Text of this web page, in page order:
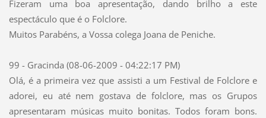
Fizeram uma boa apresentação, dando brilho a este
espectáculo que é o Folclore.
Muitos Parabéns, a Vossa colega Joana de Peniche.
99 - Gracinda (08-06-2009 - 04:22:17 PM)
Olá, é a primeira vez que assisti a um Festival de Folclore e
adorei, eu até nem gostava de folclore, mas os Grupos
apresentaram músicas muito bonitas. Todos foram bons.